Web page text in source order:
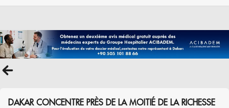
DAKAR CONCENTRE PRÈS DE LA MOITIÉ DE LA RICHESSE